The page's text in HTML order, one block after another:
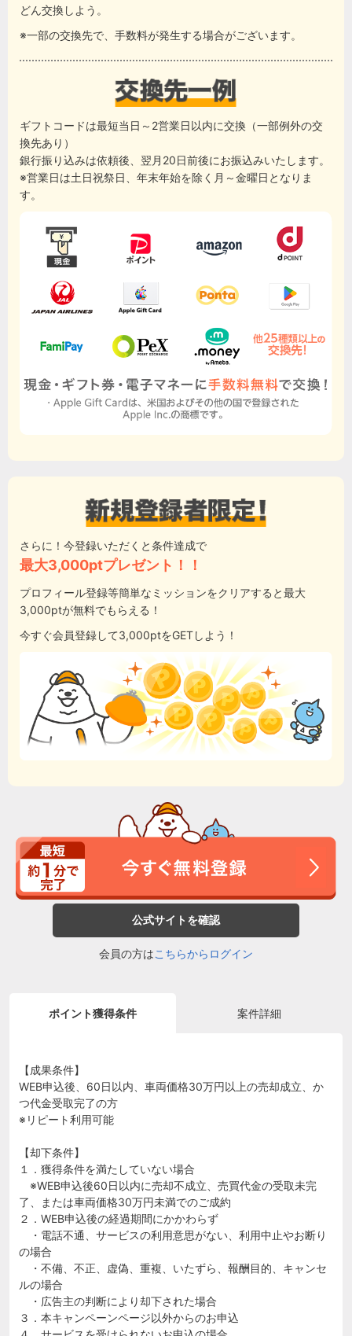
どん交換しよう。
※一部の交換先で、手数料が発生する場合がございます。
ギフトコードは最短当日～2営業日以内に交換（一部例外の交
換先あり）
銀行振り込みは依頼後、翌月20日前後にお振込みいたします。
※営業日は土日祝祭日、年末年始を除く月～金曜日となりま
す。
さらに！今登録いただくと条件達成で
最大3,000ptプレゼント！！
プロフィール登録等簡単なミッションをクリアすると最大
3,000ptが無料でもらえる！
今すぐ会員登録して3,000ptをGETしよう！
公式サイトを確認
会員の方はこちらからログイン
ポイント獲得条件 案件詳細
【成果条件】
WEB申込後、60日以内、車両価格30万円以上の売却成立、か
つ代金受取完了の方
※リピート利用可能
【却下条件】
１．獲得条件を満たしていない場合
※WEB申込後60日以内に売却不成立、売買代金の受取未完
了、または車両価格30万円未満でのご成約
２．WEB申込後の経過期間にかかわらず
・電話不通、サービスの利用意思がない、利用中止やお断り
の場合
・不備、不正、虚偽、重複、いたずら、報酬目的、キャンセ
ルの場合
・広告主の判断により却下された場合
３．本キャンペーンページ以外からのお申込